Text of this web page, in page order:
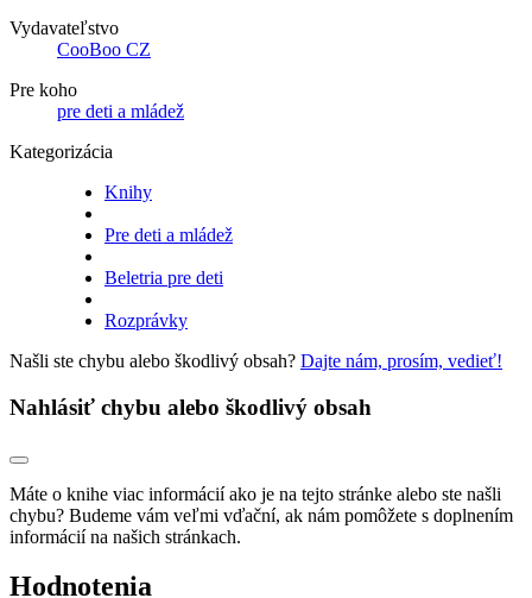
Vydavateľstvo
CooBoo CZ
Pre koho
pre deti a mládež
Kategorizácia
Knihy
Pre deti a mládež
Beletria pre deti
Rozprávky
Našli ste chybu alebo škodlivý obsah? Dajte nám, prosím, vedieť!
Nahlásiť chybu alebo škodlivý obsah
Máte o knihe viac informácií ako je na tejto stránke alebo ste našli
chybu? Budeme vám veľmi vďační, ak nám pomôžete s doplnením
informácií na našich stránkach.
Hodnotenia